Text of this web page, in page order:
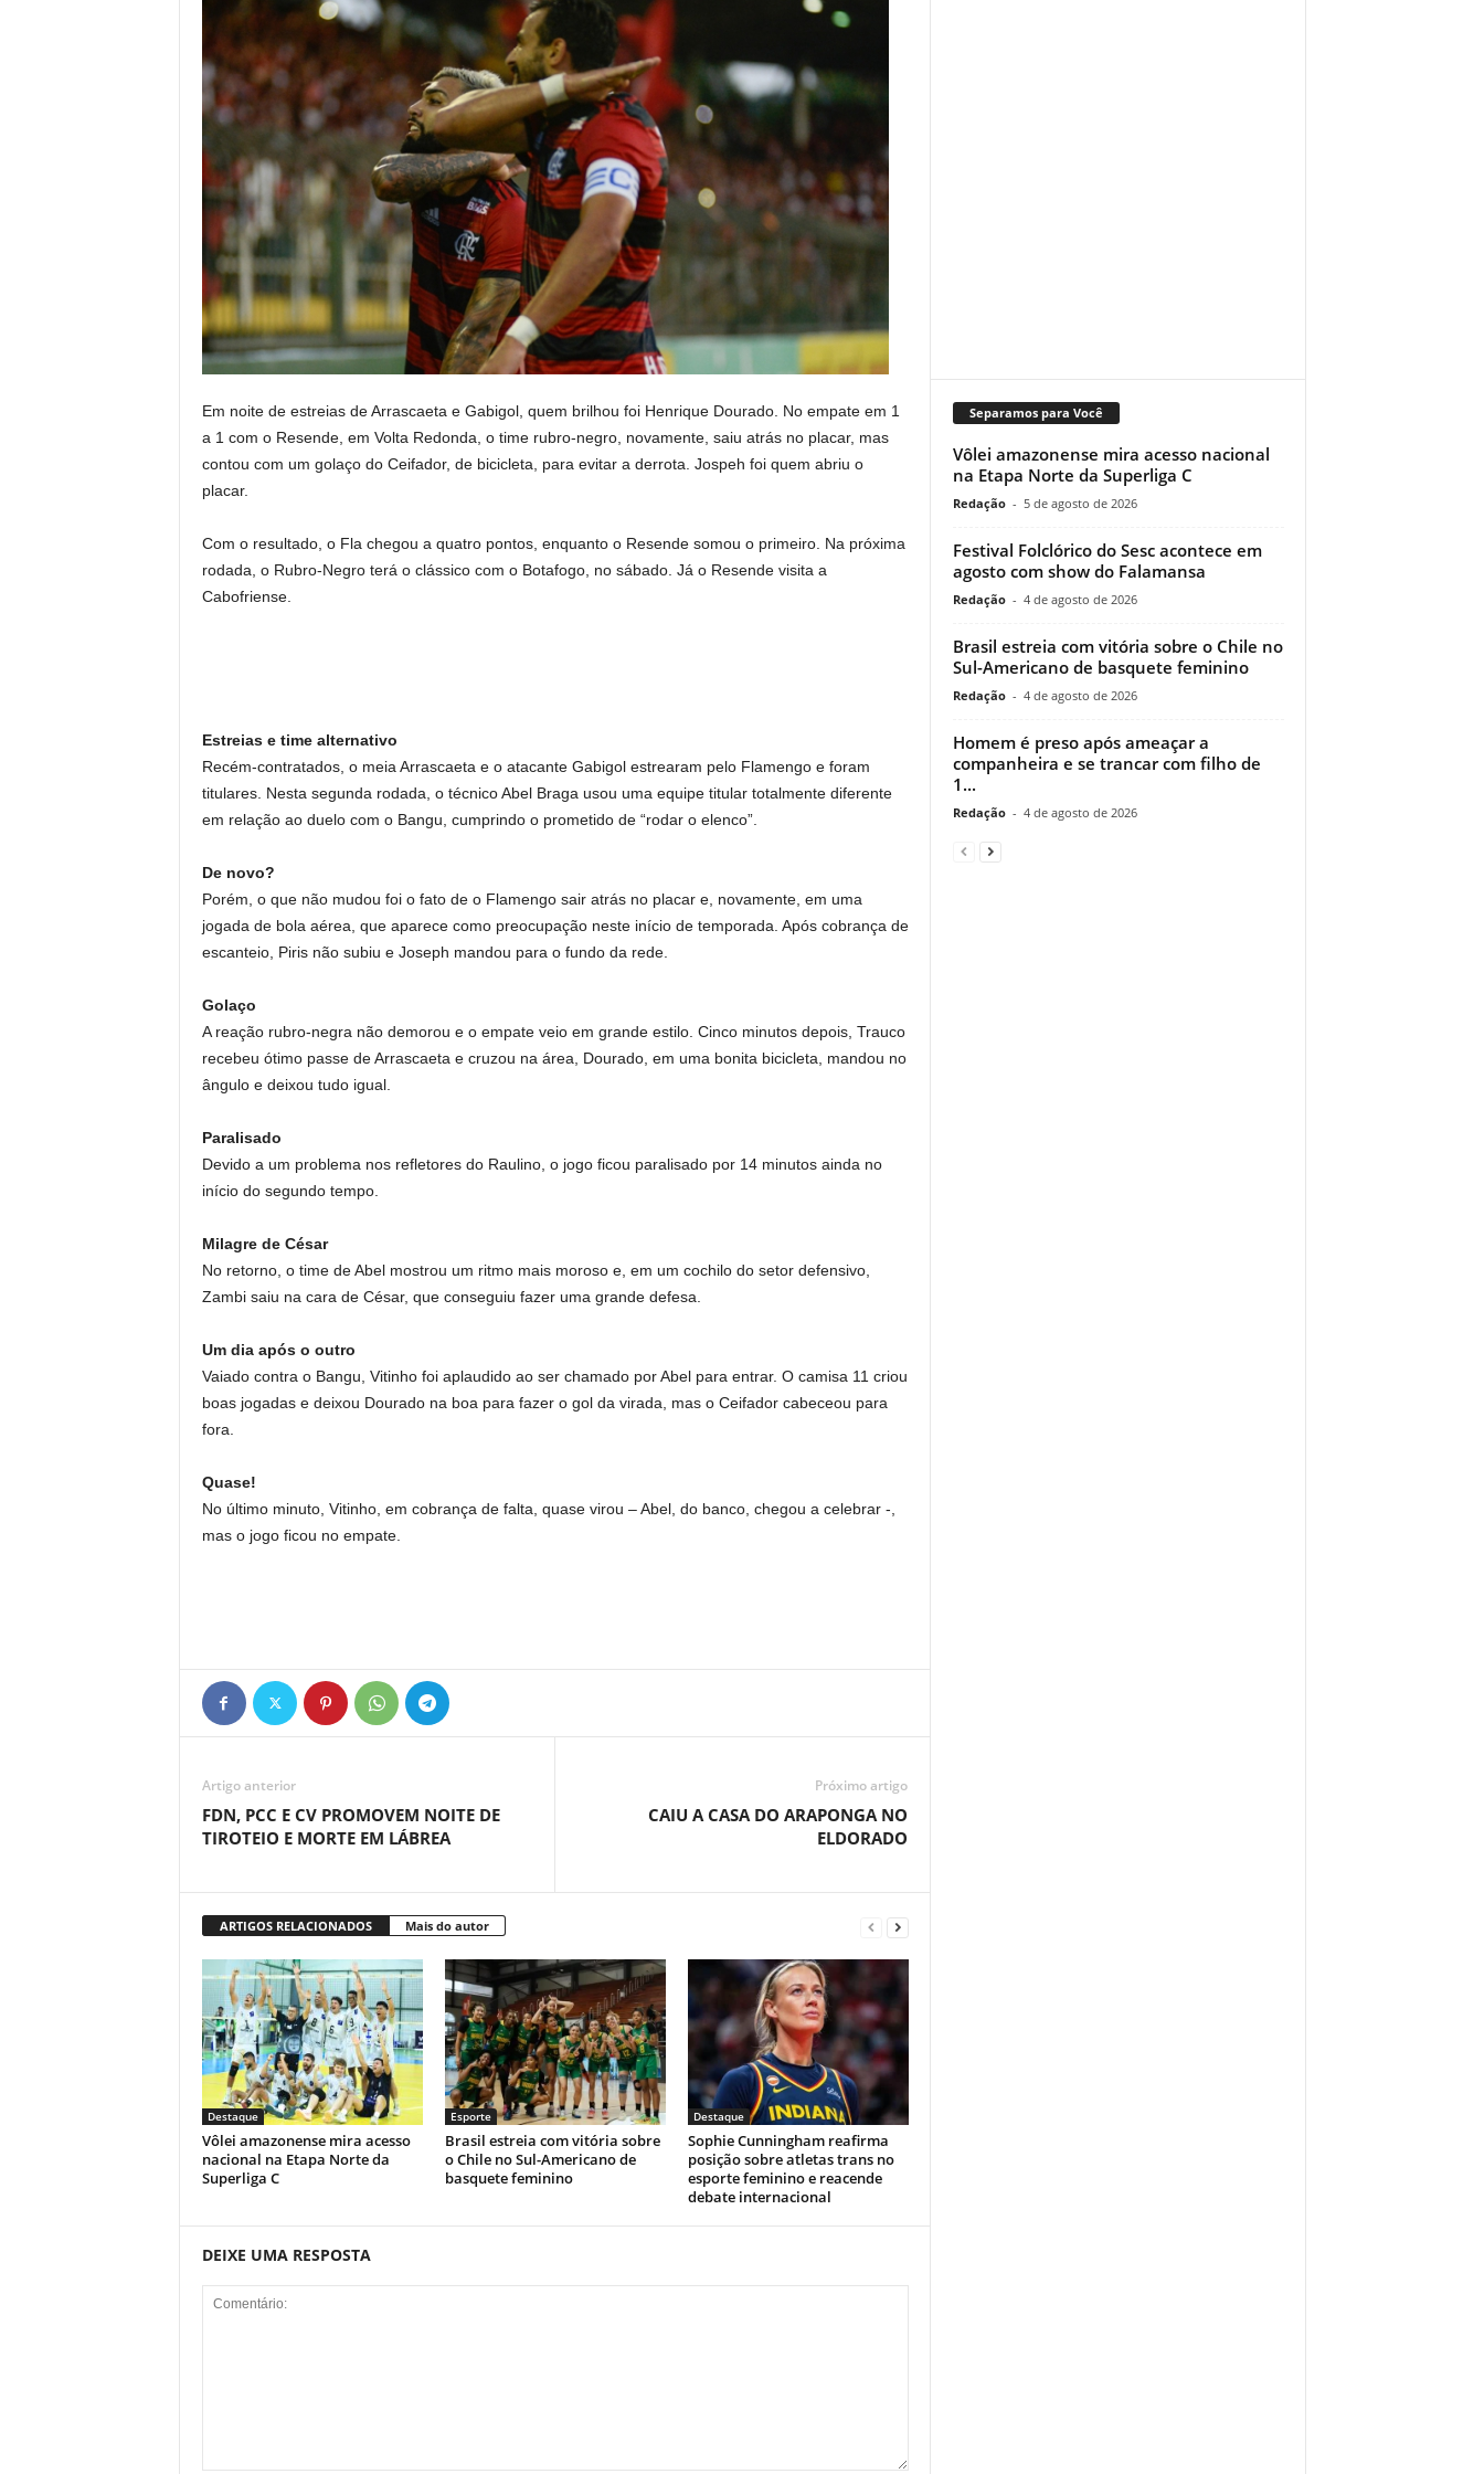
Em noite de estreias de Arrascaeta e Gabigol, quem brilhou foi Henrique Dourado. No empate em 1
a 1 com o Resende, em Volta Redonda, o time rubro-negro, novamente, saiu atrás no placar, mas
contou com um golaço do Ceifador, de bicicleta, para evitar a derrota. Jospeh foi quem abriu o
placar.
Com o resultado, o Fla chegou a quatro pontos, enquanto o Resende somou o primeiro. Na próxima
rodada, o Rubro-Negro terá o clássico com o Botafogo, no sábado. Já o Resende visita a
Cabofriense.
Estreias e time alternativo
Recém-contratados, o meia Arrascaeta e o atacante Gabigol estrearam pelo Flamengo e foram
titulares. Nesta segunda rodada, o técnico Abel Braga usou uma equipe titular totalmente diferente
em relação ao duelo com o Bangu, cumprindo o prometido de “rodar o elenco”.
De novo?
Porém, o que não mudou foi o fato de o Flamengo sair atrás no placar e, novamente, em uma
jogada de bola aérea, que aparece como preocupação neste início de temporada. Após cobrança de
escanteio, Piris não subiu e Joseph mandou para o fundo da rede.
Golaço
A reação rubro-negra não demorou e o empate veio em grande estilo. Cinco minutos depois, Trauco
recebeu ótimo passe de Arrascaeta e cruzou na área, Dourado, em uma bonita bicicleta, mandou no
ângulo e deixou tudo igual.
Paralisado
Devido a um problema nos refletores do Raulino, o jogo ficou paralisado por 14 minutos ainda no
início do segundo tempo.
Milagre de César
No retorno, o time de Abel mostrou um ritmo mais moroso e, em um cochilo do setor defensivo,
Zambi saiu na cara de César, que conseguiu fazer uma grande defesa.
Um dia após o outro
Vaiado contra o Bangu, Vitinho foi aplaudido ao ser chamado por Abel para entrar. O camisa 11 criou
boas jogadas e deixou Dourado na boa para fazer o gol da virada, mas o Ceifador cabeceou para
fora.
Quase!
No último minuto, Vitinho, em cobrança de falta, quase virou – Abel, do banco, chegou a celebrar -,
mas o jogo ficou no empate.
Artigo anterior
FDN, PCC E CV PROMOVEM NOITE DE
TIROTEIO E MORTE EM LÁBREA
Próximo artigo
CAIU A CASA DO ARAPONGA NO
ELDORADO
ARTIGOS RELACIONADOS Mais do autor
Destaque
Vôlei amazonense mira acesso
nacional na Etapa Norte da
Superliga C
Esporte
Brasil estreia com vitória sobre
o Chile no Sul-Americano de
basquete feminino
Destaque
Sophie Cunningham reafirma
posição sobre atletas trans no
esporte feminino e reacende
debate internacional
DEIXE UMA RESPOSTA
Separamos para Você
Vôlei amazonense mira acesso nacional
na Etapa Norte da Superliga C
Redação - 5 de agosto de 2026
Festival Folclórico do Sesc acontece em
agosto com show do Falamansa
Redação - 4 de agosto de 2026
Brasil estreia com vitória sobre o Chile no
Sul-Americano de basquete feminino
Redação - 4 de agosto de 2026
Homem é preso após ameaçar a
companheira e se trancar com filho de
1...
Redação - 4 de agosto de 2026